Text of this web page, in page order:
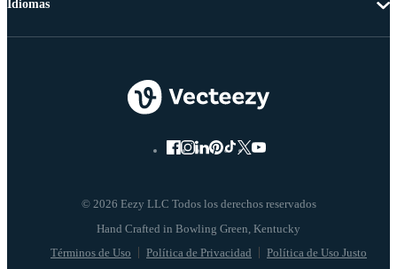
© 2026 Eezy LLC Todos los derechos reservados
Términos de Uso Política de Privacidad Política de Uso Justo
Idiomas